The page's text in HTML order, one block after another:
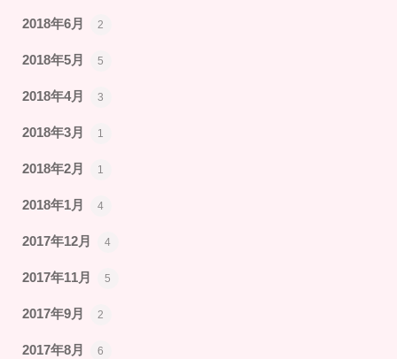
2018年6月 2
2018年5月 5
2018年4月 3
2018年3月 1
2018年2月 1
2018年1月 4
2017年12月 4
2017年11月 5
2017年9月 2
2017年8月 6